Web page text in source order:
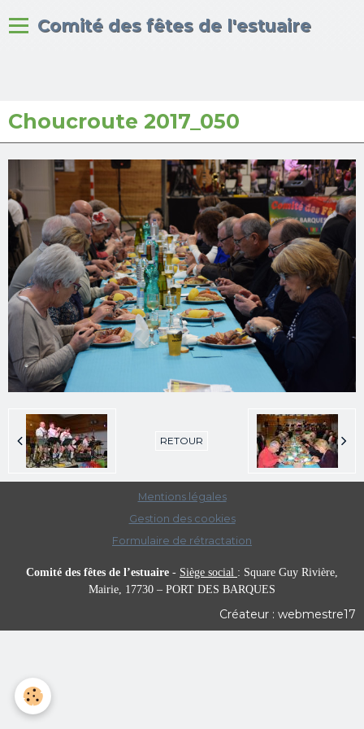
Comité des fêtes de l'estuaire
Accueil
Choucroute 2017_050
RETOUR
Mentions légales
Gestion des cookies
Formulaire de rétractation
Comité des fêtes de l’estuaire - Siège social : Square Guy Rivière,
Mairie, 17730 – PORT DES BARQUES
Créateur : webmestre17